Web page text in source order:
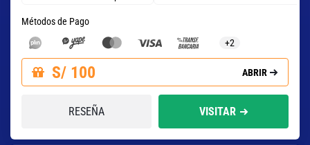
Métodos de Pago
+2
S/ 100 ABRIR
RESEÑA VISITAR